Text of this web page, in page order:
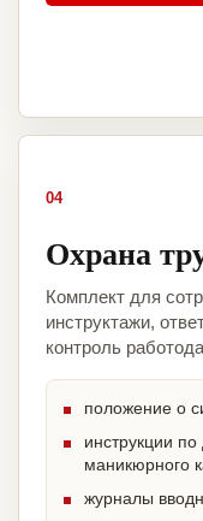
04
Охрана
Комплект для
инструктажи,
контроль
положение о
инструкции
маникюрного
журналы